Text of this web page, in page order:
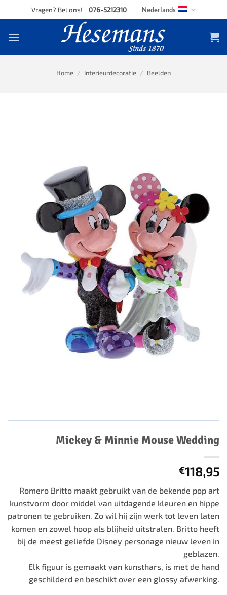
to
Vragen? Bel ons! 076-5212310 Nederlands
Home / Interieurdecoratie / Beelden
Mickey & Minnie Mouse Wedding
€118,95
Romero Britto maakt gebruikt van de bekende pop art
kunstvorm door middel van uitdagende kleuren en hippe
patronen te gebruiken. Zo wil hij zijn werk tot leven laten
komen en zowel hoop als blijheid uitstralen. Britto heeft
bij de meest geliefde Disney personage nieuw leven in
geblazen.
Elk figuur is gemaakt van kunsthars, is met de hand
geschilderd en beschikt over een glossy afwerking.